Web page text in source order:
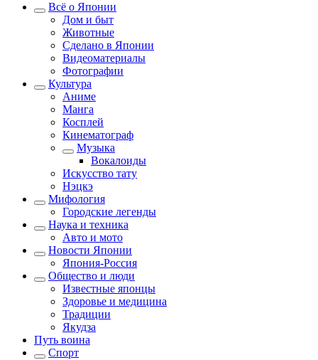
Всё о Японии
Дом и быт
Животные
Сделано в Японии
Видеоматериалы
Фотографии
Культура
Аниме
Манга
Косплей
Кинематограф
Музыка
Вокалоиды
Искусство тату
Нэцкэ
Мифология
Городские легенды
Наука и техника
Авто и мото
Новости Японии
Япония-Россия
Общество и люди
Известные японцы
Здоровье и медицина
Традиции
Якудза
Путь воина
Спорт